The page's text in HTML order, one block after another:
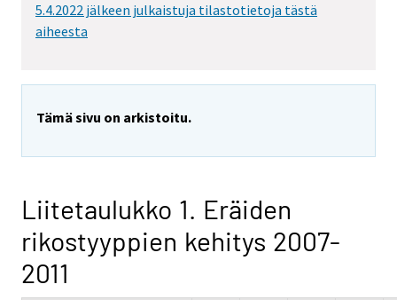
5.4.2022 jälkeen julkaistuja tilastotietoja tästä
aiheesta
Tämä sivu on arkistoitu.
Liitetaulukko 1. Eräiden
rikostyyppien kehitys 2007-
2011